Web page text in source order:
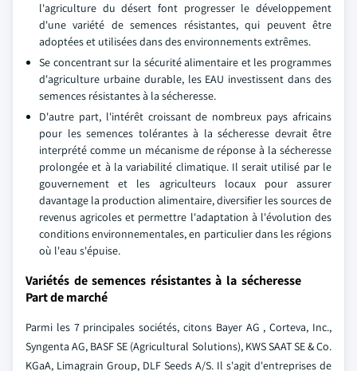
l'agriculture du désert font progresser le développement
d'une variété de semences résistantes, qui peuvent être
adoptées et utilisées dans des environnements extrêmes.
Se concentrant sur la sécurité alimentaire et les programmes
d'agriculture urbaine durable, les EAU investissent dans des
semences résistantes à la sécheresse.
D'autre part, l'intérêt croissant de nombreux pays africains
pour les semences tolérantes à la sécheresse devrait être
interprété comme un mécanisme de réponse à la sécheresse
prolongée et à la variabilité climatique. Il serait utilisé par le
gouvernement et les agriculteurs locaux pour assurer
davantage la production alimentaire, diversifier les sources de
revenus agricoles et permettre l'adaptation à l'évolution des
conditions environnementales, en particulier dans les régions
où l'eau s'épuise.
Variétés de semences résistantes à la sécheresse
Part de marché
Parmi les 7 principales sociétés, citons Bayer AG , Corteva, Inc.,
Syngenta AG, BASF SE (Agricultural Solutions), KWS SAAT SE & Co.
KGaA, Limagrain Group, DLF Seeds A/S. Il s'agit d'entreprises de